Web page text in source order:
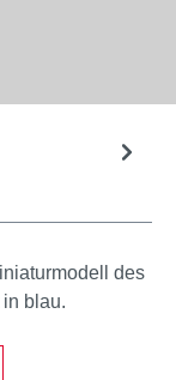
des
blau.